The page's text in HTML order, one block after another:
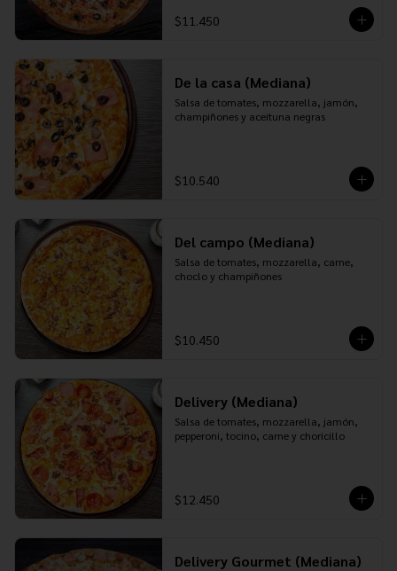
$11.450
De la casa (Mediana)
Salsa de tomates, mozzarella, jamón,
champiñones y aceituna negras
$10.540
Del campo (Mediana)
Salsa de tomates, mozzarella, carne,
choclo y champiñones
$10.450
Delivery (Mediana)
Salsa de tomates, mozzarella, jamón,
pepperoni, tocino, carne y choricillo
$12.450
Delivery Gourmet (Mediana)